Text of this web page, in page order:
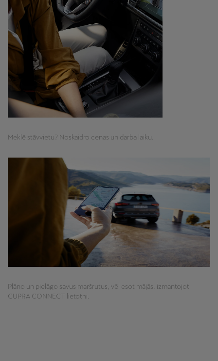
Meklē stāvvietu? Noskaidro cenas un darba laiku.
Plāno un pielāgo savus maršrutus, vēl esot mājās, izmantojot
CUPRA CONNECT lietotni.